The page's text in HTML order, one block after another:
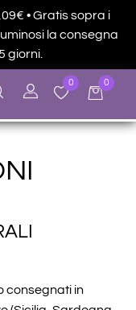
• Gratis sopra i
la consegna
giorni.
0 0
consegnati in